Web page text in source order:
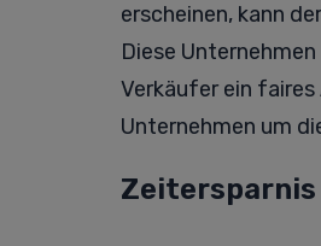
erscheinen, kann
Diese
Verkäufer ein
Unternehmen um
Zeitersparnis